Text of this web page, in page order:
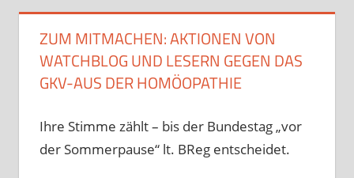
ZUM MITMACHEN: AKTIONEN VON
WATCHBLOG UND LESERN GEGEN DAS
GKV-AUS DER HOMÖOPATHIE
Ihre Stimme zählt – bis der Bundestag „vor
der Sommerpause“ lt. BReg entscheidet.